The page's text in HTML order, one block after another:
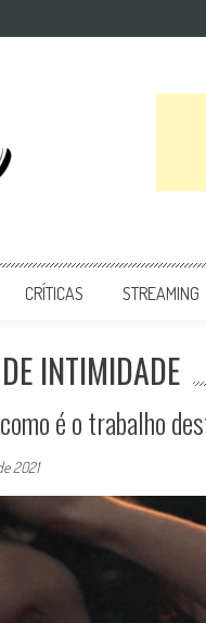
CRÍTICAS STREAMING
INTIMIDADE
é o trabalho
2021